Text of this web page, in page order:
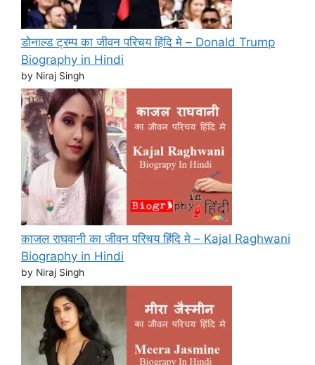
डोनाल्ड ट्रम्प का जीवन परिचय हिंदि मे – Donald Trump
Biography in Hindi
by Niraj Singh
काजल राघवानी का जीवन परिचय हिंदि मे – Kajal Raghwani
Biography in Hindi
by Niraj Singh